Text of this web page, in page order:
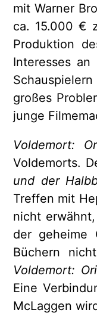
mit Warner
ca. 15.000 €
Produktion
Interesses
großes
junge
Voldemort:
Voldemorts.
und der
Treffen mit
nicht
der geheime
Büchern
Voldemort:
Eine
McLaggen